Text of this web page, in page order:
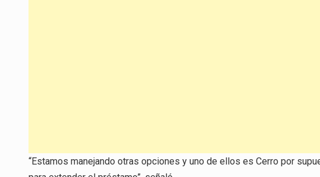
“Estamos manejando otras opciones y uno de ellos es Cerro por